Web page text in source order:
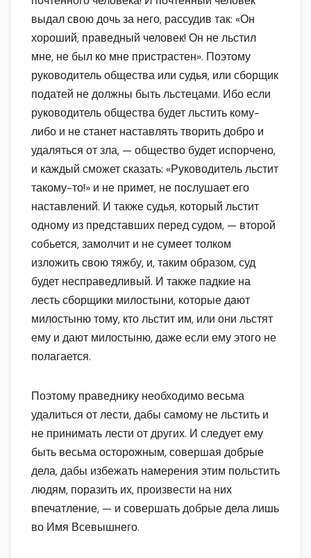
выдал свою дочь за него, рассудив так: «Он
хороший, праведный человек! Он не льстил
мне, не был ко мне пристрастен». Поэтому
руководитель общества или судья, или сборщик
податей не должны быть льстецами. Ибо если
руководитель общества будет льстить кому-
либо и не станет наставлять творить добро и
удаляться от зла, — общество будет испорчено,
и каждый сможет сказать: «Руководитель льстит
такому-то!» и не примет, не послушает его
наставлений. И также судья, который льстит
одному из представших перед судом, — второй
собьется, замолчит и не сумеет толком
изложить свою тяжбу, и, таким образом, суд
будет несправедливый. И также падкие на
лесть сборщики милостыни, которые дают
милостыню тому, кто льстит им, или они льстят
ему и дают милостыню, даже если ему этого не
полагается.
Поэтому праведнику необходимо весьма
удалиться от лести, дабы самому не льстить и
не принимать лести от других. И следует ему
быть весьма осторожным, совершая добрые
дела, дабы избежать намерения этим польстить
людям, поразить их, произвести на них
впечатление, — и совершать добрые дела лишь
во Имя Всевышнего.